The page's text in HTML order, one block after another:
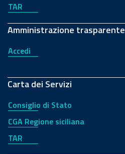
TAR
Amministrazione trasparente
Accedi
Carta dei Servizi
Consiglio di Stato
CGA Regione siciliana
TAR